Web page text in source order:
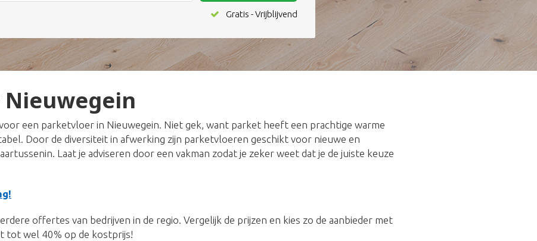
Gratis - Vrijblijvend
een parketvloer in Nieuwegein. Niet gek, want parket heeft een prachtige warme
Door de diversiteit in afwerking zijn parketvloeren geschikt voor nieuwe en
Laat je adviseren door een vakman zodat je zeker weet dat je de juiste keuze
offertes van bedrijven in de regio. Vergelijk de prijzen en kies zo de aanbieder met
tot wel 40% op de kostprijs!